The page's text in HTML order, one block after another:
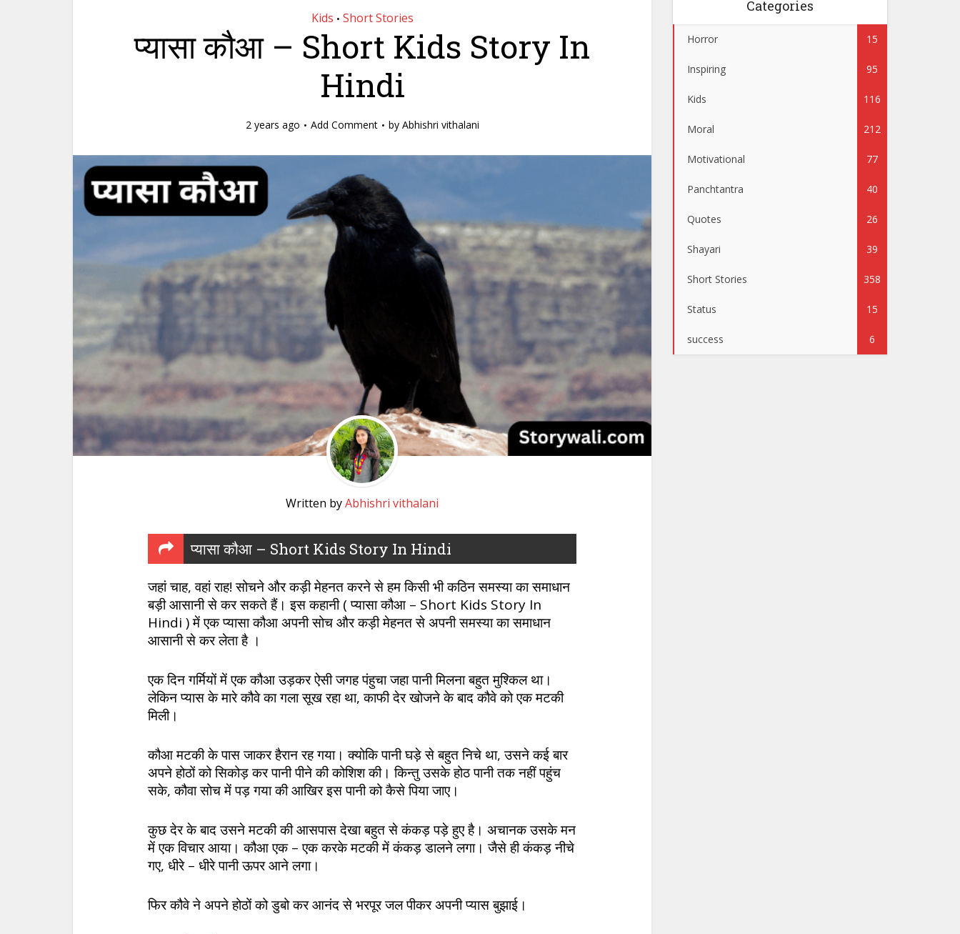
Kids • Short Stories
प्यासा कौआ – Short Kids Story In
Hindi
2 years ago Add Comment by Abhishri vithalani
Written byAbhishri vithalani
प्यासा कौआ – Short Kids Story In Hindi
जहां चाह, वहां राह! सोचने और कड़ी मेहनत करने से हम किसी भी कठिन समस्या का समाधान
बड़ी आसानी से कर सकते हैं। इस कहानी ( प्यासा कौआ – Short Kids Story In
Hindi ) में एक प्यासा कौआ अपनी सोच और कड़ी मेहनत से अपनी समस्या का समाधान
आसानी से कर लेता है ।
एक दिन गर्मियों में एक कौआ उड़कर ऐसी जगह पंहुचा जहा पानी मिलना बहुत मुश्किल था।
लेकिन प्यास के मारे कौवे का गला सूख रहा था, काफी देर खोजने के बाद कौवे को एक मटकी
मिली।
कौआ मटकी के पास जाकर हैरान रह गया। क्योकि पानी घड़े से बहुत निचे था, उसने कई बार
अपने होठों को सिकोड़ कर पानी पीने की कोशिश की। किन्तु उसके होठ पानी तक नहीं पहुंच
सके, कौवा सोच में पड़ गया की आखिर इस पानी को कैसे पिया जाए।
कुछ देर के बाद उसने मटकी की आसपास देखा बहुत से कंकड़ पड़े हुए है। अचानक उसके मन
में एक विचार आया। कौआ एक – एक करके मटकी में कंकड़ डालने लगा। जैसे ही कंकड़ नीचे
गए, धीरे – धीरे पानी ऊपर आने लगा।
फिर कौवे ने अपने होठों को डुबो कर आनंद से भरपूर जल पीकर अपनी प्यास बुझाई।
Categories
Horror 15
Inspiring 95
Kids 116
Moral 212
Motivational 77
Panchtantra 40
Quotes 26
Shayari 39
Short Stories 358
Status 15
success 6